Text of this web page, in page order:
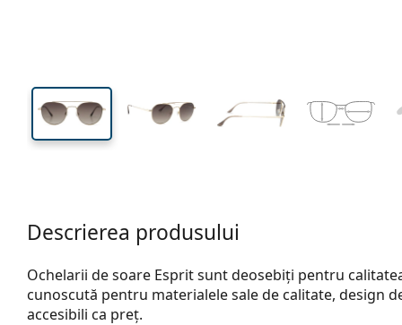
Descrierea produsului
Ochelarii de soare Esprit sunt deosebiți pentru
cunoscută pentru materialele sale de calitate, design
accesibili ca preț.